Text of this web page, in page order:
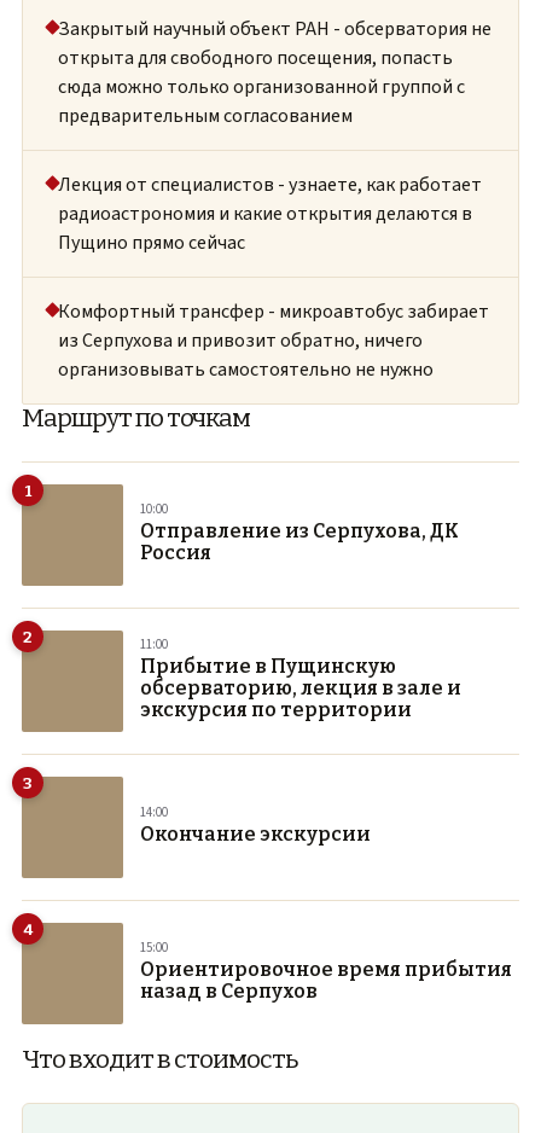
Закрытый научный объект РАН - обсерватория не
открыта для свободного посещения, попасть
сюда можно только организованной группой с
предварительным согласованием
Лекция от специалистов - узнаете, как работает
радиоастрономия и какие открытия делаются в
Пущино прямо сейчас
Комфортный трансфер - микроавтобус забирает
из Серпухова и привозит обратно, ничего
организовывать самостоятельно не нужно
Маршрут по точкам
1
10:00
Отправление из Серпухова, ДК
Россия
2 11:00
Прибытие в Пущинскую
обсерваторию, лекция в зале и
экскурсия по территории
3
14:00
Окончание экскурсии
4
15:00
Ориентировочное время прибытия
назад в Серпухов
Что входит в стоимость